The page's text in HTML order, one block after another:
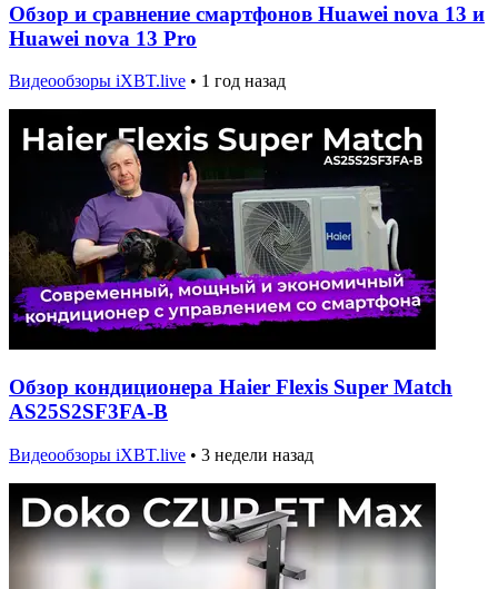
Обзор и сравнение смартфонов Huawei nova 13 и
Huawei nova 13 Pro
Видеообзоры iXBT.live • 1 год назад
Обзор кондиционера Haier Flexis Super Match
AS25S2SF3FA-B
Видеообзоры iXBT.live • 3 недели назад